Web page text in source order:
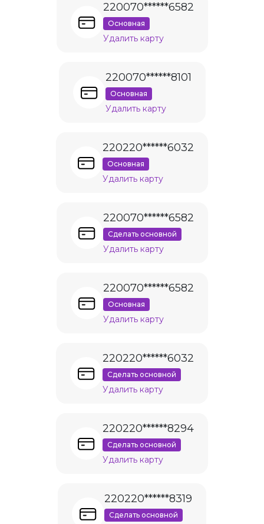
220070******6582
Основная
Удалить карту
220070******8101
Основная
Удалить карту
220220******6032
Основная
Удалить карту
220070******6582
Сделать основной
Удалить карту
220070******6582
Основная
Удалить карту
220220******6032
Сделать основной
Удалить карту
220220******8294
Сделать основной
Удалить карту
220220******8319
Сделать основной